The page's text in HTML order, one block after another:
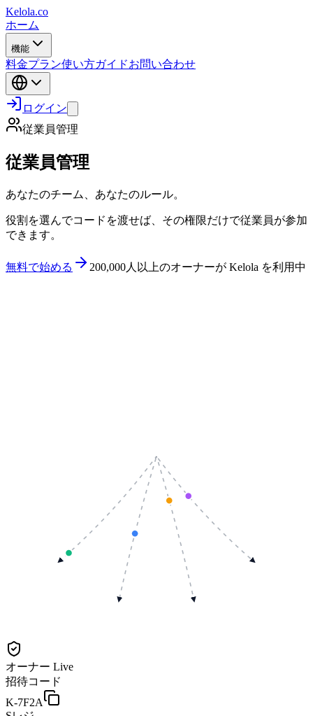
Kelola.co
ホーム
機能
料金プラン使い方ガイドお問い合わせ
ログイン
従業員管理
従業員管理
あなたのチーム、あなたのルール。
役割を選んでコードを渡せば、その権限だけで従業員が参加
できます。
無料で始める 200,000人以上のオーナーが Kelola を利用中
オーナー Live
招待コード
K-7F2A